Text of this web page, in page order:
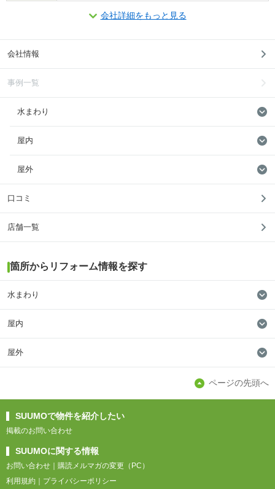
会社詳細をもっと見る
会社情報
事例一覧
水まわり
屋内
屋外
口コミ
店舗一覧
箇所からリフォーム情報を探す
水まわり
屋内
屋外
ページの先頭へ
SUUMOで物件を紹介したい
掲載のお問い合わせ
SUUMOに関する情報
お問い合わせ
購読メルマガの変更（PC）
利用規約
プライバシーポリシー